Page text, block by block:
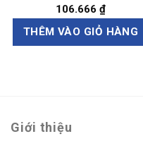
106.666 ₫
THÊM VÀO GIỎ HÀNG
Giới thiệu